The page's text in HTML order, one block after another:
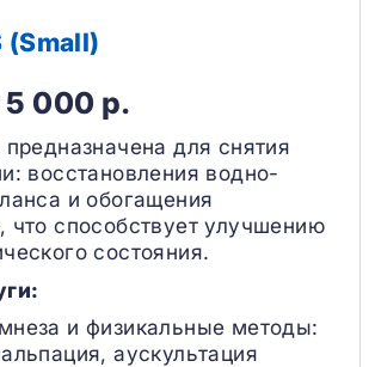
(Small)
5 000 р.
для снятия
восстановления водно-
и обогащения
что способствует улучшению
состояния.
и физикальные методы:
аускультация